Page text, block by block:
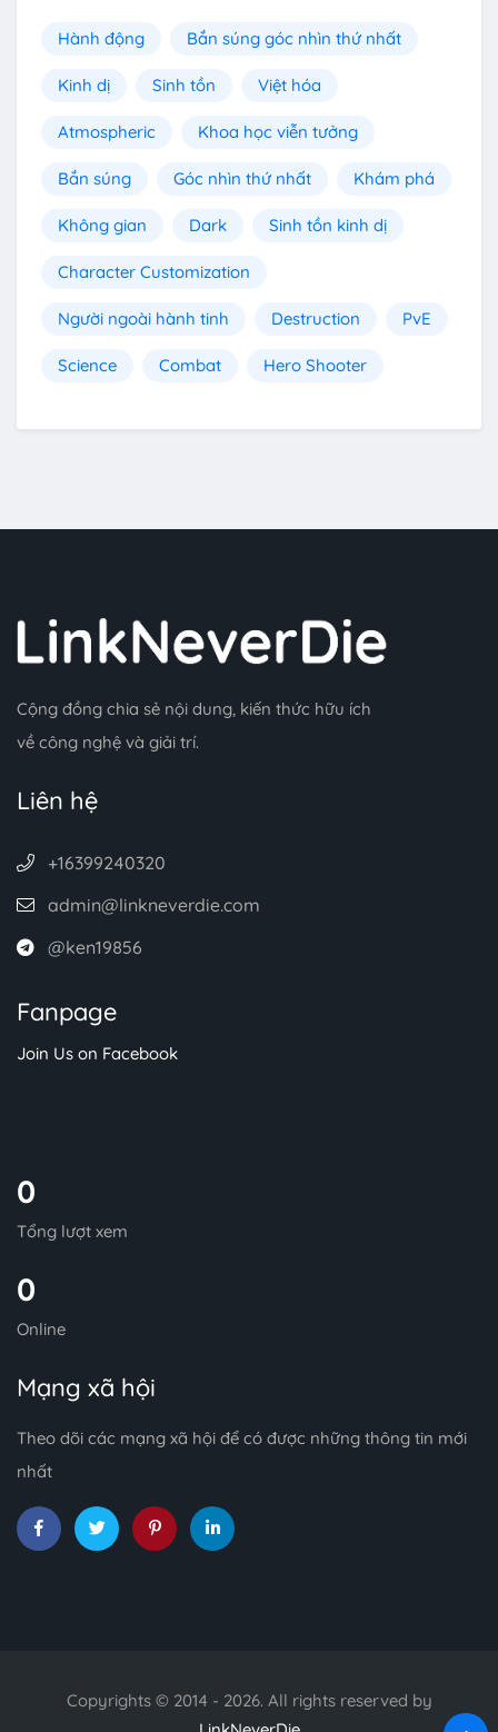
Hành động Bắn súng góc nhìn thứ nhất
Kinh dị Sinh tồn Việt hóa
Atmospheric Khoa học viễn tưởng
Bắn súng Góc nhìn thứ nhất Khám phá
Không gian Dark Sinh tồn kinh dị
Character Customization
Người ngoài hành tinh Destruction PvE
Science Combat Hero Shooter
Cộng đồng chia sẻ nội dung, kiến thức hữu ích
về công nghệ và giải trí.
Liên hệ
+16399240320
admin@linkneverdie.com
@ken19856
Fanpage
Join Us on Facebook
0
Tổng lượt xem
0
Online
Mạng xã hội
Theo dõi các mạng xã hội để có được những thông tin mới
nhất
Copyrights © 2014 - 2026. All rights reserved by